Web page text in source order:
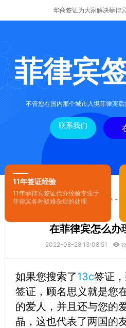
华商签证为大家解决菲律
菲律宾
不管您在国内那个城市入境菲律宾
联系我们
11年签证经验
11年菲律宾签证代办经验专注于
菲律宾各种疑难杂症的处理
您的位置：首页-菲律宾签证代办-
在菲律宾怎么办
2022-08-28 13:08:51
如果您搜索了13c签证
签证，顾名思义就是您
的爱人，并且还与您的
晶，这也代表了两国的